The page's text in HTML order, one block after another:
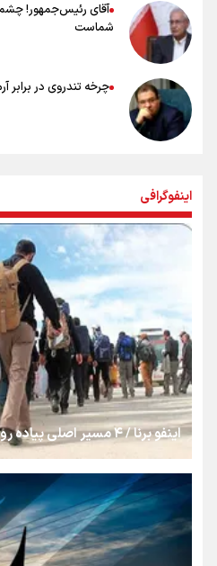
آقای رئیس‌جمهور!
شماست
چرخه تندروی در برابر
«هورامان»؛ میراثی که
شکستگیِ بزرگ؛
رسانه ملی و حق مردم
روایت ایران از کنار مردم
از طلوع خیابان‌ها تا
اینفوگرافی
اینفو برنا / ۴ مسیر اصلی پیاده روی اربعین در عراق